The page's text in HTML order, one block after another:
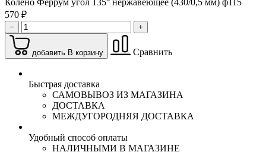
Колено Феррум угол 135° нержавеющее (430/0,5 мм) ф115
570 ₽
− +
добавить В корзину Сравнить
Быстрая доставка
САМОВЫВОЗ ИЗ МАГАЗИНА
ДОСТАВКА
МЕЖДУГОРОДНЯЯ ДОСТАВКА
Удобный способ оплаты
НАЛИЧНЫМИ В МАГАЗИНЕ